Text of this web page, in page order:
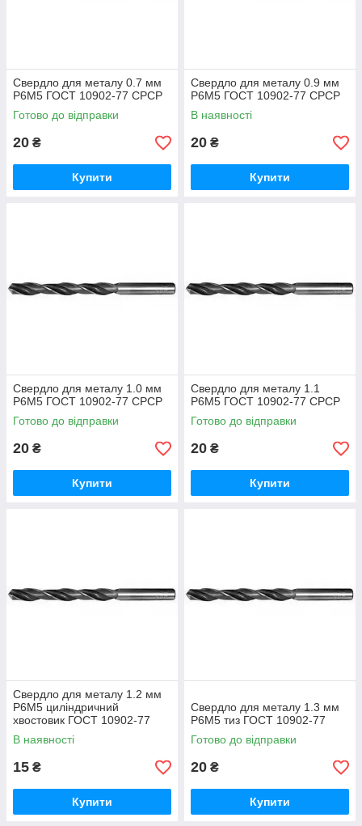
Свердло для металу 0.7 мм
Р6М5 ГОСТ 10902-77 СРСР
Готово до відправки
20 ₴
Купити
Свердло для металу 0.9 мм
Р6М5 ГОСТ 10902-77 СРСР
В наявності
20 ₴
Купити
Свердло для металу 1.0 мм
Р6М5 ГОСТ 10902-77 СРСР
Готово до відправки
20 ₴
Купити
Свердло для металу 1.1
Р6М5 ГОСТ 10902-77 СРСР
Готово до відправки
20 ₴
Купити
Свердло для металу 1.2 мм
Р6М5 циліндричний
хвостовик ГОСТ 10902-77
СРСР
В наявності
15 ₴
Купити
Свердло для металу 1.3 мм
Р6М5 тиз ГОСТ 10902-77
Готово до відправки
20 ₴
Купити